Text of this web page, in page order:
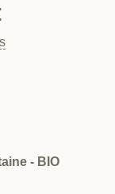
- BIO